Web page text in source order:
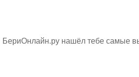
БериОнлайн.ру нашёл тебе самые